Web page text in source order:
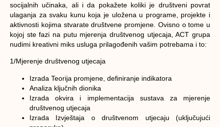
socijalnih učinaka, ali i da pokažete koliki je društveni povrat
ulaganja za svaku kunu koja je uložena u programe, projekte i
aktivnosti kojima stvarate društvene promjene. Ovisno o tome u
kojoj ste fazi na putu mjerenja društvenog utjecaja, ACT grupa
nudimi kreativni miks usluga prilagođenih vašim potrebama i to:
1/Mjerenje društvenog utjecaja
Izrada Teorija promjene, definiranje indikatora
Analiza ključnih dionika
Izrada okvira i implementacija sustava za mjerenje
društvenog utjecaja
Izrada Izvještaja o društvenom utjecaju (uključujući